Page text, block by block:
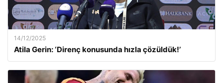
14/12/2025
Atila Gerin: ‘Direnç konusunda hızla çözüldük!’